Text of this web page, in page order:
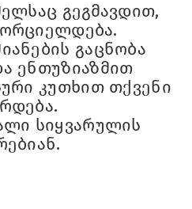
გეგმავდით,
გაცნობა
ენთუზიაზმით
კუთხით თქვენი
სიყვარულის